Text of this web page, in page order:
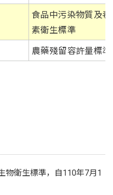
食品中污染物質及毒
素衛生標準
農藥殘留容許量標準
物衛生標準，自110年7月1